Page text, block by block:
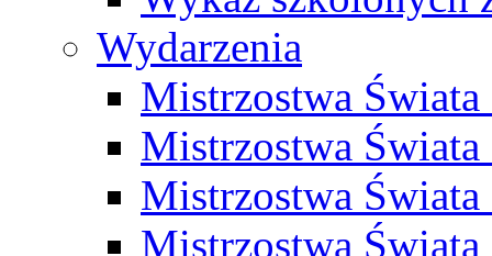
Wydarzenia
Mistrzostwa
Mistrzostwa
Mistrzostwa
Mistrzostwa